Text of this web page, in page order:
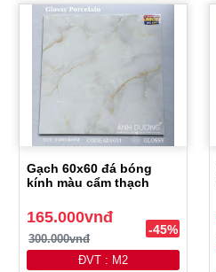
Gạch 60x60 đá bóng
kính màu cẩm thạch
165.000vnđ
300.000vnđ
-45%
ĐVT : M2